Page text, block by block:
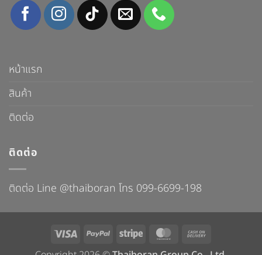
หน้าแรก
สินค้า
ติดต่อ
ติดต่อ
ติดต่อ Line @thaiboran โทร 099-6699-198
Visa PayPal Stripe MasterCard
On